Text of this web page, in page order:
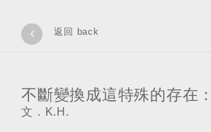
‹ 返回 back
不斷變換成這特殊的存在
文．K.H.